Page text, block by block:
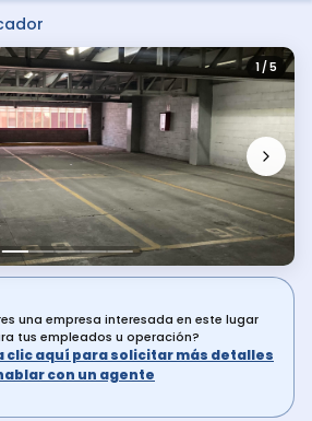
1 / 5
una empresa interesada en este lugar
tus empleados u operación?
clic aquí para solicitar más detalles
con un agente